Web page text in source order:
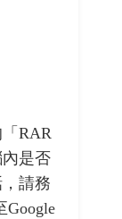
RAR
是否
請務
Google